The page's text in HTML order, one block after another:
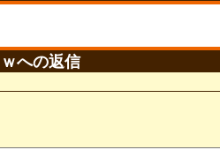
への返信